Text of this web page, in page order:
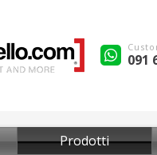
091
Prodotti